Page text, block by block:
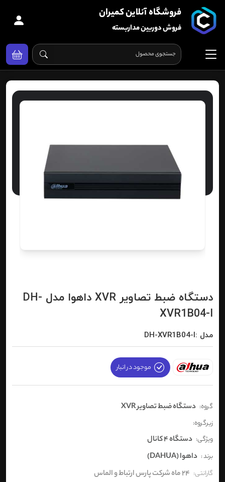
فروشگاه آنلاین کمیران
فروش دوربین مداربسته
دستگاه ضبط تصاویر XVR داهوا مدل DH-
XVR1B04-I
مدل :DH-XVR1B04-I
موجود در انبار
گروه: دستگاه ضبط تصاویر XVR
زیرگروه:
ویژگی: دستگاه 4 کانال
برند : داهوا (DAHUA)
گارانتی: 24 ماه شرکت پارس ارتباط و الماس